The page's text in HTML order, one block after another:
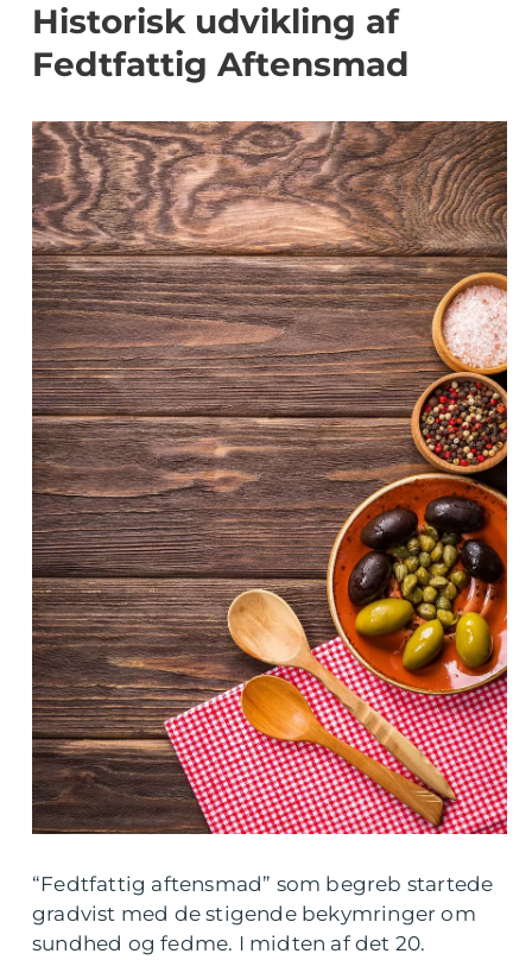
Historisk udvikling af
Fedtfattig Aftensmad
“Fedtfattig aftensmad” som begreb startede
gradvist med de stigende bekymringer om
sundhed og fedme. I midten af det 20.